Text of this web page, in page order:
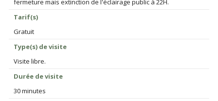
fermeture mais extinction de l'éclairage public à 22H.
Tarif(s)
Gratuit
Type(s) de visite
Visite libre.
Durée de visite
30 minutes